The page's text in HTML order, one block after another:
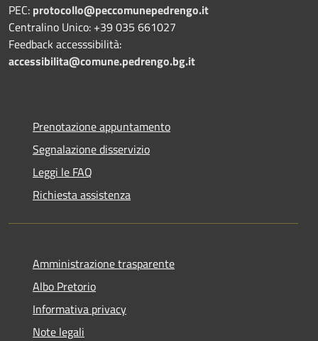
PEC: protocollo@peccomunepedrengo.it
Centralino Unico: +39 035 661027
Feedback accesssibilità:
accessibilita@comune.pedrengo.bg.it
Prenotazione appuntamento
Segnalazione disservizio
Leggi le FAQ
Richiesta assistenza
Amministrazione trasparente
Albo Pretorio
Informativa privacy
Note legali